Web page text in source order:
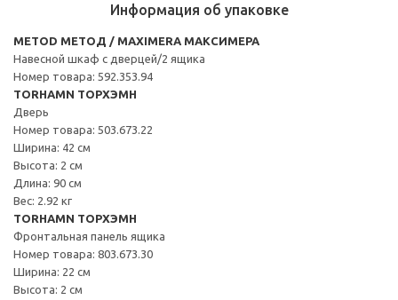
Информация об упаковке
METOD МЕТОД / MAXIMERA МАКСИМЕРА
Навесной шкаф с дверцей/2 ящика
Номер товара: 592.353.94
TORHAMN ТОРХЭМН
Дверь
Номер товара: 503.673.22
Ширина: 42 см
Высота: 2 см
Длина: 90 см
Вес: 2.92 кг
TORHAMN ТОРХЭМН
Фронтальная панель ящика
Номер товара: 803.673.30
Ширина: 22 см
Высота: 2 см